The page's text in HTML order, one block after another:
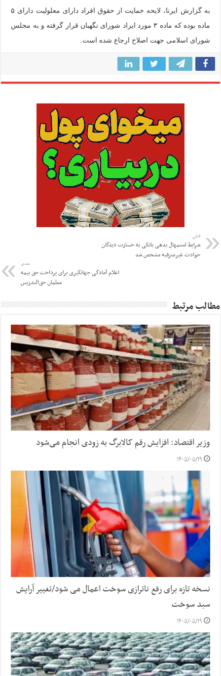
به گزارش ایرنا، لایحه حمایت از حقوق افراد دارای معلولیت دارای ۵
ماده بوده که ماده ۳ مورد ایراد شورای نگهبان قرار گرفته و به مجلس
شورای اسلامی جهت اصلاح ارجاع شده است.
قبلی
شرایط استمهال بدهی بانکی به خسارت دیدگان
حوادث غیرمترقبه مشخص شد
بعدی
اعلام آمادگی جهانگیری برای پرداخت حق بیمه
معلمان حق‌التدریس
مطالب مرتبط
وزیر اقتصاد: افزایش رقم کالابرگ به زودی انجام می‌شود
۱۴۰۵/۰۵/۱۹
نسخه تازه برای رفع ناترازی سوخت اعمال می شود/تغییر آرایش
سبد سوخت
۱۴۰۵/۰۵/۱۹